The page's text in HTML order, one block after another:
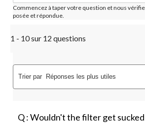
Commencez à taper votre question et nous
posée et répondue.
1 - 10 sur 12 questions
Trier par Réponses les plus utiles
Q : Wouldn't the filter get